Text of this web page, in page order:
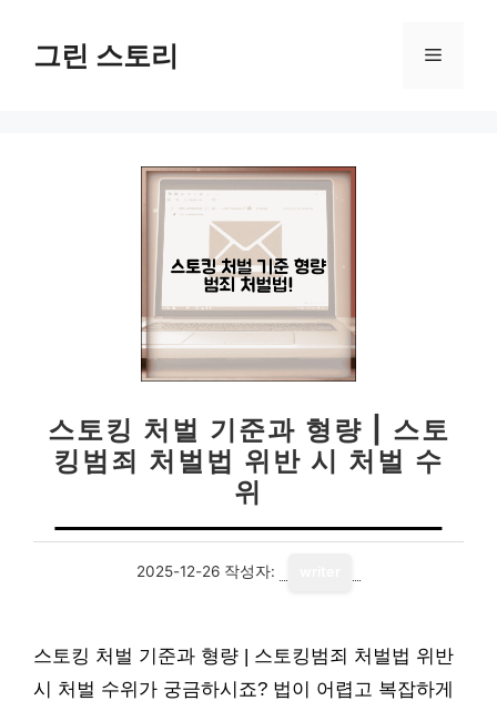
그린 스토리 메
스토킹 처벌 기준과 형량 | 스토
킹범죄 처벌법 위반 시 처벌 수
위
2025-12-26 작성자:
스토킹 처벌 기준과 형량 | 스토킹범죄 처벌법 위반
시 처벌 수위가 궁금하시죠? 법이 어렵고 복잡하게